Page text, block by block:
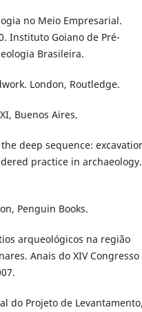
no Meio Empresarial.
Instituto Goiano de Pré-
Brasileira.
London, Routledge.
Buenos Aires.
deep sequence:
practice in archaeology.
Penguin Books.
arqueológicos na região
Anais do XIV Congresso
do Projeto de Levantamento,